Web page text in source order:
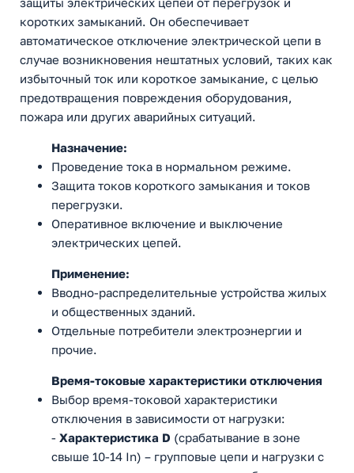
коротких замыканий. Он обеспечивает
автоматическое отключение электрической цепи в
случае возникновения нештатных условий, таких как
избыточный ток или короткое замыкание, с целью
предотвращения повреждения оборудования,
пожара или других аварийных ситуаций.
Назначение:
Проведение тока в нормальном режиме.
Защита токов короткого замыкания и токов
перегрузки.
Оперативное включение и выключение
электрических цепей.
Применение:
Вводно-распределительные устройства жилых
и общественных зданий.
Отдельные потребители электроэнергии и
прочие.
Время-токовые характеристики отключения
Выбор время-токовой характеристики
отключения в зависимости от нагрузки:
- Характеристика D (срабатывание в зоне
свыше 10-14 In) – групповые цепи и нагрузки с